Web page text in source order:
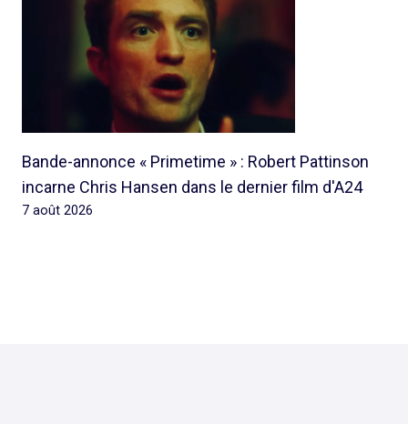
Bande-annonce « Primetime » : Robert Pattinson
incarne Chris Hansen dans le dernier film d'A24
7 août 2026